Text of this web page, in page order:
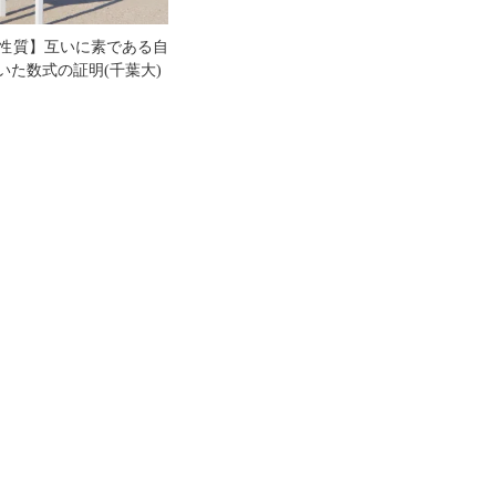
質】互いに素である自
た数式の証明(千葉大)